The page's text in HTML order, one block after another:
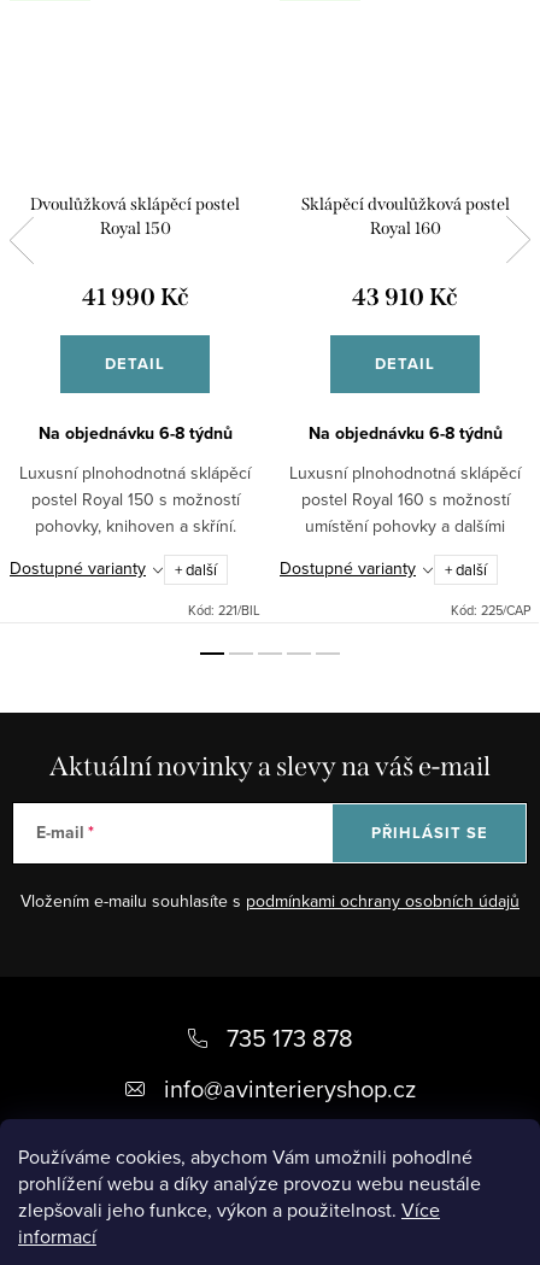
Používáme cookies, abychom Vám umožnili pohodlné
prohlížení webu a díky analýze provozu webu neustále
zlepšovali jeho funkce, výkon a použitelnost. Více
informací
Dvoulůžková sklápěcí postel
Royal 150
41 990 Kč
DETAIL
Na objednávku 6-8 týdnů
Luxusní plnohodnotná sklápěcí
postel Royal 150 s možností
pohovky, knihoven a skříní.
Dostupné varianty
+ další
Kód: 221/BIL
Sklápěcí dvoulůžková postel
Royal 160
43 910 Kč
DETAIL
Na objednávku 6-8 týdnů
Luxusní plnohodnotná sklápěcí
postel Royal 160 s možností
umístění pohovky a dalšími
kompatibilními moduly Royal.
Dostupné varianty + další
Kód: 225/CAP
Aktuální novinky a slevy na váš e-mail
E-mail
Vložením e-mailu souhlasíte s podmínkami ochrany osobních údajů
PŘIHLÁSIT SE
a
735 173 878
info@avinterieryshop.cz